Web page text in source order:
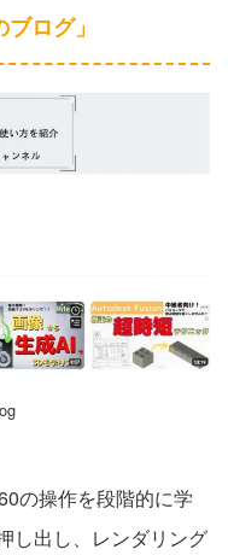
ログ」
の操作を段階的に学
し出し、レンダリング